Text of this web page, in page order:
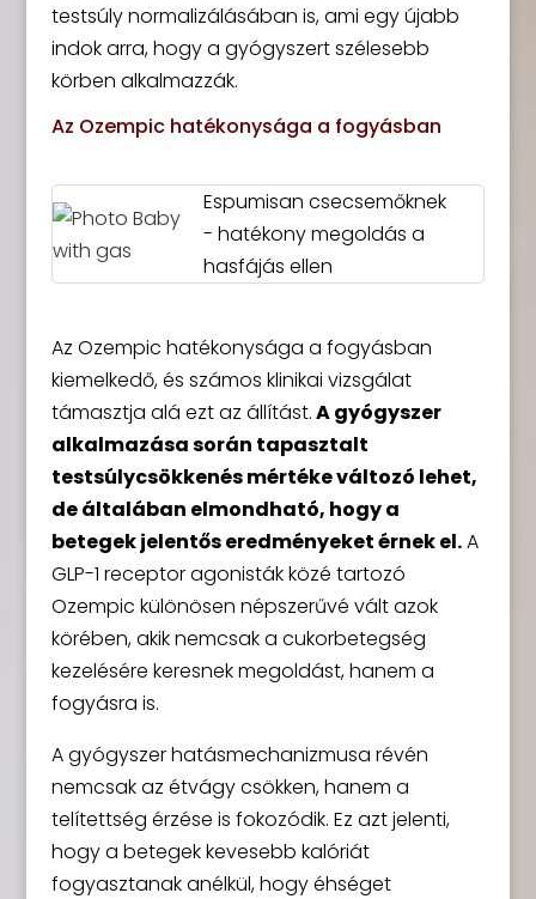
testsúly normalizálásában is, ami egy újabb
indok arra, hogy a gyógyszert szélesebb
körben alkalmazzák.
Az Ozempic hatékonysága a fogyásban
Espumisan csecsemőknek
- hatékony megoldás a
hasfájás ellen
Az Ozempic hatékonysága a fogyásban
kiemelkedő, és számos klinikai vizsgálat
támasztja alá ezt az állítást.A gyógyszer
alkalmazása során tapasztalt
testsúlycsökkenés mértéke változó lehet,
de általában elmondható, hogy a
betegek jelentős eredményeket érnek el.A
GLP-1 receptor agonisták közé tartozó
Ozempic különösen népszerűvé vált azok
körében, akik nemcsak a cukorbetegség
kezelésére keresnek megoldást, hanem a
fogyásra is.
A gyógyszer hatásmechanizmusa révén
nemcsak az étvágy csökken, hanem a
telítettség érzése is fokozódik. Ez azt jelenti,
hogy a betegek kevesebb kalóriát
fogyasztanak anélkül, hogy éhséget